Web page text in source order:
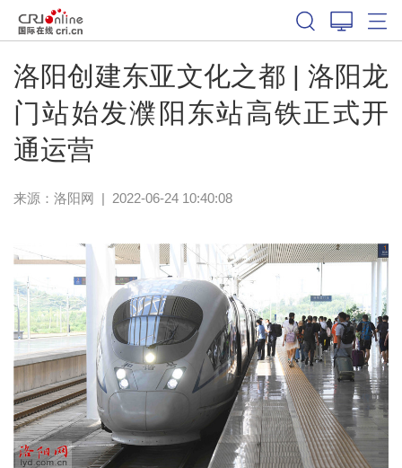
洛阳创建东亚文化之都 | 洛阳龙
门站始发濮阳东站高铁正式开
通运营
来源： 洛阳网 | 2022-06-24 10:40:08